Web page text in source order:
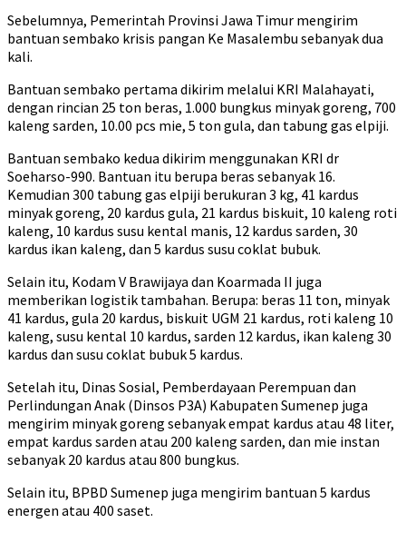
Sebelumnya, Pemerintah Provinsi Jawa Timur mengirim
bantuan sembako krisis pangan Ke Masalembu sebanyak dua
kali.
Bantuan sembako pertama dikirim melalui KRI Malahayati,
dengan rincian 25 ton beras, 1.000 bungkus minyak goreng, 700
kaleng sarden, 10.00 pcs mie, 5 ton gula, dan tabung gas elpiji.
Bantuan sembako kedua dikirim menggunakan KRI dr
Soeharso-990. Bantuan itu berupa beras sebanyak 16.
Kemudian 300 tabung gas elpiji berukuran 3 kg, 41 kardus
minyak goreng, 20 kardus gula, 21 kardus biskuit, 10 kaleng roti
kaleng, 10 kardus susu kental manis, 12 kardus sarden, 30
kardus ikan kaleng, dan 5 kardus susu coklat bubuk.
Selain itu, Kodam V Brawijaya dan Koarmada II juga
memberikan logistik tambahan. Berupa: beras 11 ton, minyak
41 kardus, gula 20 kardus, biskuit UGM 21 kardus, roti kaleng 10
kaleng, susu kental 10 kardus, sarden 12 kardus, ikan kaleng 30
kardus dan susu coklat bubuk 5 kardus.
Setelah itu, Dinas Sosial, Pemberdayaan Perempuan dan
Perlindungan Anak (Dinsos P3A) Kabupaten Sumenep juga
mengirim minyak goreng sebanyak empat kardus atau 48 liter,
empat kardus sarden atau 200 kaleng sarden, dan mie instan
sebanyak 20 kardus atau 800 bungkus.
Selain itu, BPBD Sumenep juga mengirim bantuan 5 kardus
energen atau 400 saset.